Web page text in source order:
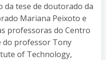
da tese de doutorado da
Mariana Peixoto e
professoras do Centro
do professor Tony
of Technology,